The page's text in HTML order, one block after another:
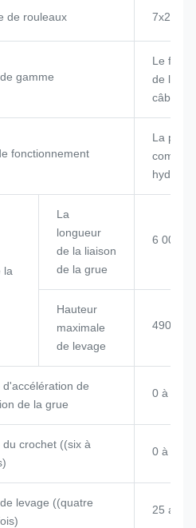
de rouleaux 7x2
gamme
Le
de
câbles
fonctionnement
La
la
La
longueur
de la liaison
de la grue
6 000
Hauteur
maximale
de levage
4909
d'accélération de
de la grue
0 à 85°
du crochet ((six à
0 à
levage ((quatre
25 ans